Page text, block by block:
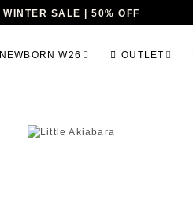
WINTER SALE | 50% OFF
NEWBORN W26 OUTLET